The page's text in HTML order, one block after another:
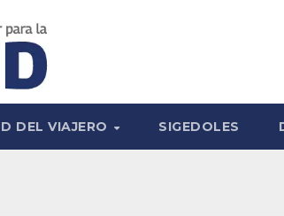
DEL VIAJERO SIGEDOLES